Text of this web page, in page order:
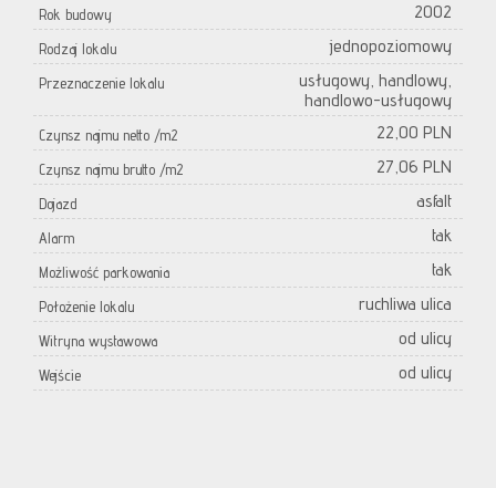
Rok budowy 2002
Rodzaj lokalu jednopoziomowy
Przeznaczenie lokalu
usługowy, handlowy,
handlowo-usługowy
Czynsz najmu netto /m2 22,00 PLN
Czynsz najmu brutto /m2 27,06 PLN
Dojazd asfalt
Alarm tak
Możliwość parkowania tak
Położenie lokalu ruchliwa ulica
Witryna wystawowa od ulicy
Wejście od ulicy